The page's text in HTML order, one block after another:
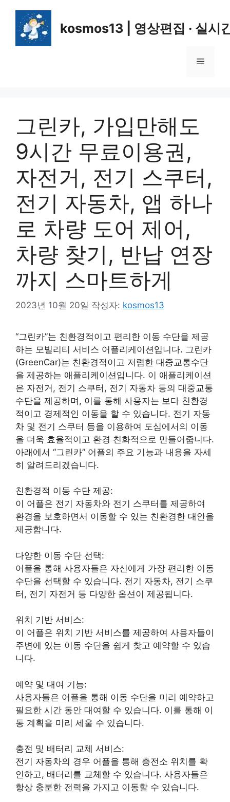
kosmos13 | 영상편집 · 실시
메
그린카, 가입만해도
9시간 무료이용권,
자전거, 전기 스쿠터,
전기 자동차, 앱 하나
로 차량 도어 제어,
차량 찾기, 반납 연장
까지 스마트하게
2023년 10월 20일 작성자: kosmos13
“그린카”는 친환경적이고 편리한 이동 수단을 제공
하는 모빌리티 서비스 어플리케이션입니다. 그린카
(GreenCar)는 친환경적이고 저렴한 대중교통수단
을 제공하는 애플리케이션입니다. 이 애플리케이션
은 자전거, 전기 스쿠터, 전기 자동차 등의 대중교통
수단을 제공하며, 이를 통해 사용자는 보다 친환경
적이고 경제적인 이동을 할 수 있습니다. 전기 자동
차 및 전기 스쿠터 등을 이용하여 도심에서의 이동
을 더욱 효율적이고 환경 친화적으로 만들어줍니다.
아래에서 “그린카” 어플의 주요 기능과 내용을 자세
히 알려드리겠습니다.
친환경적 이동 수단 제공:
이 어플은 전기 자동차와 전기 스쿠터를 제공하여
환경을 보호하면서 이동할 수 있는 친환경한 대안을
제공합니다.
다양한 이동 수단 선택:
어플을 통해 사용자들은 자신에게 가장 편리한 이동
수단을 선택할 수 있습니다. 전기 자동차, 전기 스쿠
터, 전기 자전거 등 다양한 옵션이 제공됩니다.
위치 기반 서비스:
이 어플은 위치 기반 서비스를 제공하여 사용자들이
주변에 있는 이동 수단을 쉽게 찾고 예약할 수 있습
니다.
예약 및 대여 기능:
사용자들은 어플을 통해 이동 수단을 미리 예약하고
필요한 시간 동안 대여할 수 있습니다. 이를 통해 이
동 계획을 미리 세울 수 있습니다.
충전 및 배터리 교체 서비스:
전기 자동차의 경우 어플을 통해 충전소 위치를 확
인하고, 배터리를 교체할 수 있습니다. 사용자들은
항상 충분한 전력을 가지고 이동할 수 있습니다.